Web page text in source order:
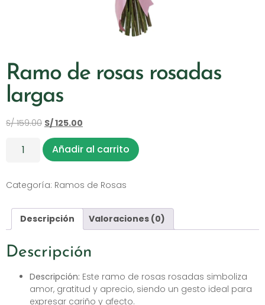
Ramo de rosas rosadas
largas
S/159.00 S/125.00
Añadir al carrito
Categoría: Ramos de Rosas
Descripción Valoraciones (0)
Descripción
Descripción: Este ramo de rosas rosadas simboliza
amor, gratitud y aprecio, siendo un gesto ideal para
expresar cariño y afecto.